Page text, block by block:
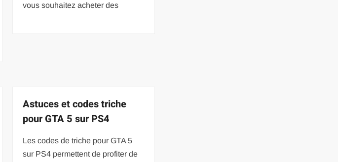
vous souhaitez acheter des
Astuces et codes triche
pour GTA 5 sur PS4
Les codes de triche pour GTA 5
sur PS4 permettent de profiter de